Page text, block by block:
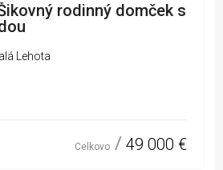
rodinný domček s
Lehota
Celkovo 49 000 €